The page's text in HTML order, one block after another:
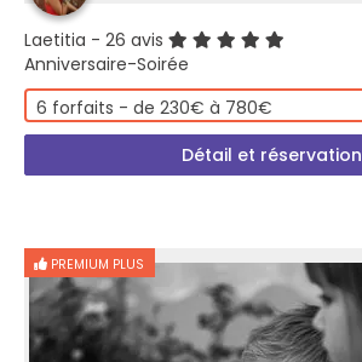
Laetitia - 26 avis
Anniversaire-Soirée
6 forfaits - de 230€ à 780€
Détail et réservation
PREMIUM PLUS